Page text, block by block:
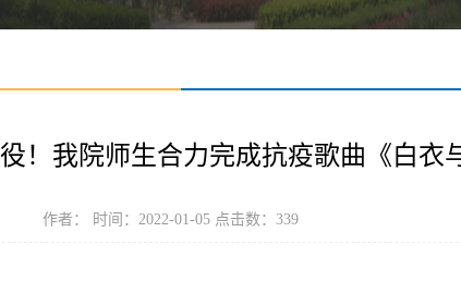
！我院师生合力完成抗疫歌曲《白衣
作者： 时间：2022-01-05 点击数： 339